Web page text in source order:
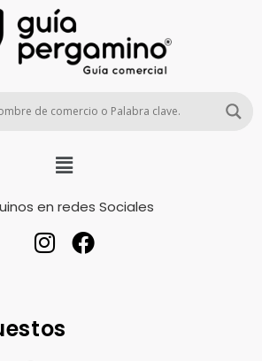
en redes Sociales